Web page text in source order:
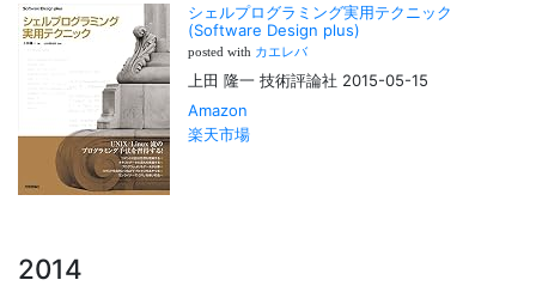
シェルプログラミング実用テクニック
(Software Design plus)
posted with カエレバ
上田 隆一 技術評論社 2015-05-15
Amazon
楽天市場
2014